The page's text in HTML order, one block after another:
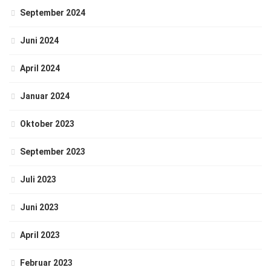
September 2024
Juni 2024
April 2024
Januar 2024
Oktober 2023
September 2023
Juli 2023
Juni 2023
April 2023
Februar 2023